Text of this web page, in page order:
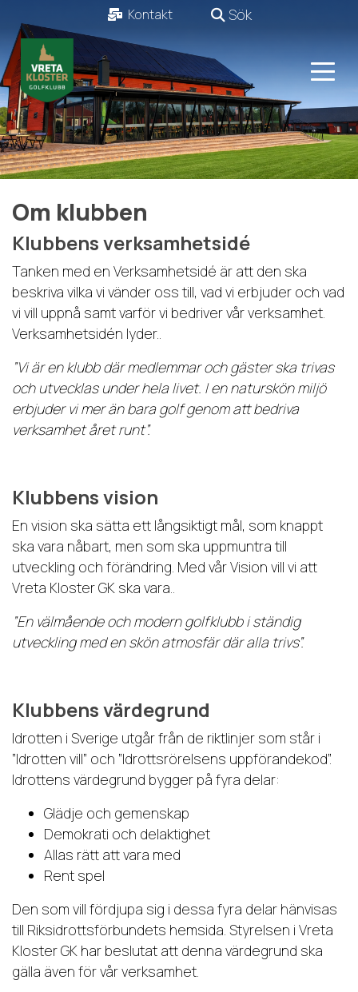
Kontakt Sök
Om klubben
Klubbens verksamhetsidé
Tanken med en Verksamhetsidé är att den ska
beskriva vilka vi vänder oss till, vad vi erbjuder och vad
vi vill uppnå samt varför vi bedriver vår verksamhet.
Verksamhetsidén lyder..
”Vi är en klubb där medlemmar och gäster ska trivas
och utvecklas under hela livet. I en naturskön miljö
erbjuder vi mer än bara golf genom att bedriva
verksamhet året runt”.
Klubbens vision
En vision ska sätta ett långsiktigt mål, som knappt
ska vara nåbart, men som ska uppmuntra till
utveckling och förändring. Med vår Vision vill vi att
Vreta Kloster GK ska vara..
”En välmående och modern golfklubb i ständig
utveckling med en skön atmosfär där alla trivs”.
Klubbens värdegrund
Idrotten i Sverige utgår från de riktlinjer som står i
”Idrotten vill” och ”Idrottsrörelsens uppförandekod”.
Idrottens värdegrund bygger på fyra delar:
Glädje och gemenskap
Demokrati och delaktighet
Allas rätt att vara med
Rent spel
Den som vill fördjupa sig i dessa fyra delar hänvisas
till Riksidrottsförbundets hemsida. Styrelsen i Vreta
Kloster GK har beslutat att denna värdegrund ska
gälla även för vår verksamhet.